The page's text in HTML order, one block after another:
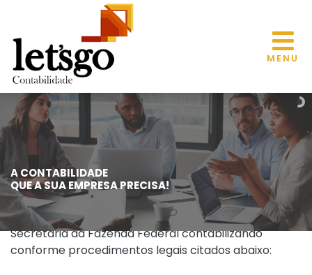
MENU
A CONTABILIDADE
QUE A SUA EMPRESA PRECISA!
ÁREA CONTÁBIL
Realizamos todo o tipo de serviços conforme a
Secretaria da Fazenda Federal contabilizando
conforme procedimentos legais citados abaixo: